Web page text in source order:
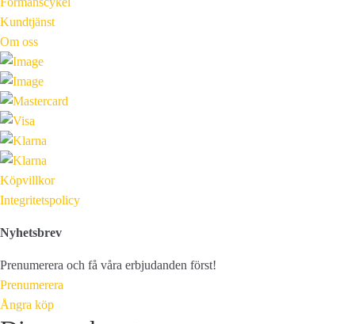
Kundtjänst
Om oss
Köpvillkor
Integritetspolicy
Nyhetsbrev
Prenumerera och få våra erbjudanden först!
Prenumerera
Ångra köp